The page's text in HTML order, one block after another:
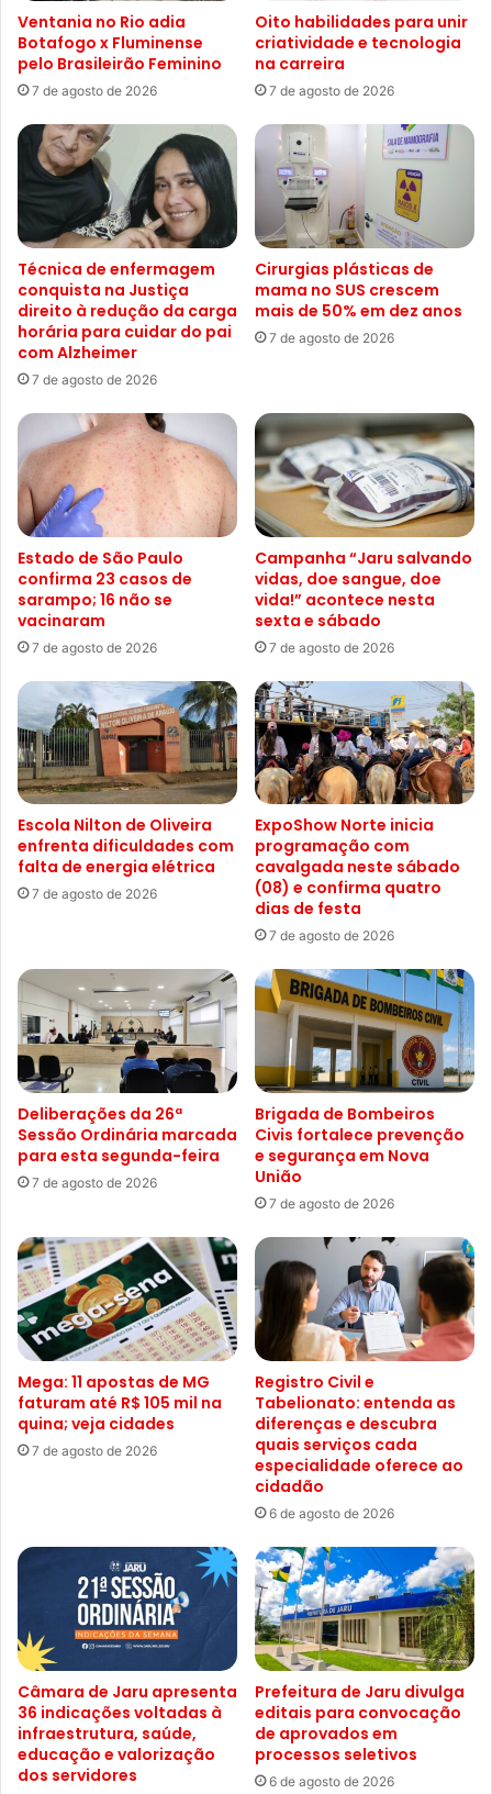
Ventania no Rio adia
Botafogo x Fluminense
pelo Brasileirão Feminino
7 de agosto de 2026
Oito habilidades para unir
criatividade e tecnologia
na carreira
7 de agosto de 2026
Técnica de enfermagem
conquista na Justiça
direito à redução da carga
horária para cuidar do pai
com Alzheimer
7 de agosto de 2026
Cirurgias plásticas de
mama no SUS crescem
mais de 50% em dez anos
7 de agosto de 2026
Estado de São Paulo
confirma 23 casos de
sarampo; 16 não se
vacinaram
7 de agosto de 2026
Campanha “Jaru salvando
vidas, doe sangue, doe
vida!” acontece nesta
sexta e sábado
7 de agosto de 2026
Escola Nilton de Oliveira
enfrenta dificuldades com
falta de energia elétrica
7 de agosto de 2026
ExpoShow Norte inicia
programação com
cavalgada neste sábado
(08) e confirma quatro
dias de festa
7 de agosto de 2026
Deliberações da 26ª
Sessão Ordinária marcada
para esta segunda-feira
7 de agosto de 2026
Brigada de Bombeiros
Civis fortalece prevenção
e segurança em Nova
União
7 de agosto de 2026
Mega: 11 apostas de MG
faturam até R$ 105 mil na
quina; veja cidades
7 de agosto de 2026
Registro Civil e
Tabelionato: entenda as
diferenças e descubra
quais serviços cada
especialidade oferece ao
cidadão
6 de agosto de 2026
Câmara de Jaru apresenta
36 indicações voltadas à
infraestrutura, saúde,
educação e valorização
dos servidores
Prefeitura de Jaru divulga
editais para convocação
de aprovados em
processos seletivos
6 de agosto de 2026